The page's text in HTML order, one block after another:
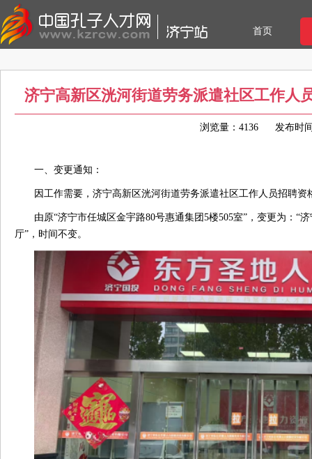
首页
济宁高新区洸河街道劳务派遣社区工作人
浏览量：4136 发布时
一、变更通知：
因工作需要，济宁高新区洸河街道劳务派遣社区工作人员招聘资
由原“济宁市任城区金宇路80号惠通集团5楼505室”，变更为：“
厅”，时间不变。